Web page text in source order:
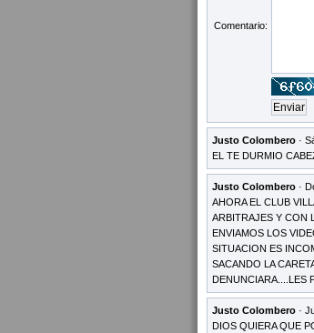
Comentario:
Justo Colombero ·
EL TE DURMIO
Justo Colombero ·
AHORA EL CLUB
ARBITRAJES Y CON
ENVIAMOS LOS
SITUACION ES
SACANDO LA
DENUNCIARA....LES
Justo Colombero ·
DIOS QUIERA QUE